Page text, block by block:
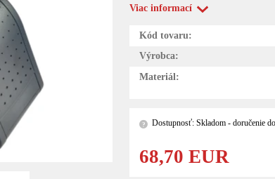
Viac informací
Kód tovaru:
Výrobca:
Materiál:
? Dostupnosť: Skladom - doručenie
68,70 EUR